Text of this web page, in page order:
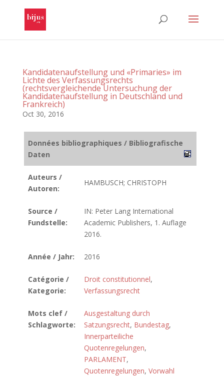
Kandidatenaufstellung und «Primaries» im
Lichte des Verfassungsrechts
(rechtsvergleichende Untersuchung der
Kandidatenaufstellung in Deutschland und
Frankreich)
Oct 30, 2016
Données bibliographiques / Bibliografische
Daten
Auteurs /
Autoren:
HAMBUSCH; CHRISTOPH
Source /
Fundstelle:
IN: Peter Lang International
Academic Publishers, 1. Auflage
2016.
Année / Jahr: 2016
Catégorie /
Kategorie:
Droit constitutionnel,
Verfassungsrecht
Mots clef /
Schlagworte:
Ausgestaltung durch
Satzungsrecht, Bundestag,
Innerparteiliche
Quotenregelungen,
PARLAMENT,
Quotenregelungen, Vorwahl